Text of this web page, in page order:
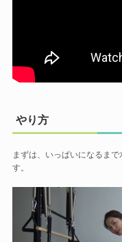
やり方
まずは、いっぱいになるま
す。